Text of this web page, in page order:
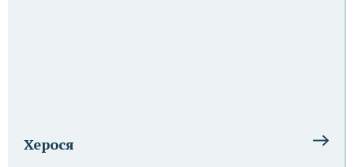
Херося